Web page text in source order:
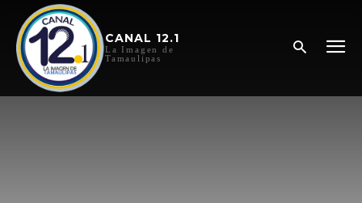
CANAL 12.1
La Imagen de
Tamaulipas